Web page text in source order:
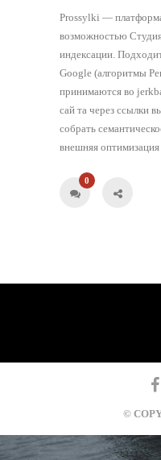
Prossylki —
возможностью
индексации.
Google (алгоритмы
принимаются во
сай та через ссылки
собрать
внешняя оптимизация
0
©